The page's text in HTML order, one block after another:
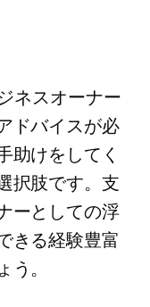
ネスオーナー
ドバイスが必
助けをしてく
択肢です。支
ーとしての浮
きる経験豊富
う。